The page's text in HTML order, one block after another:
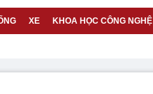
XE KHOA HỌC CÔNG NGHỆ